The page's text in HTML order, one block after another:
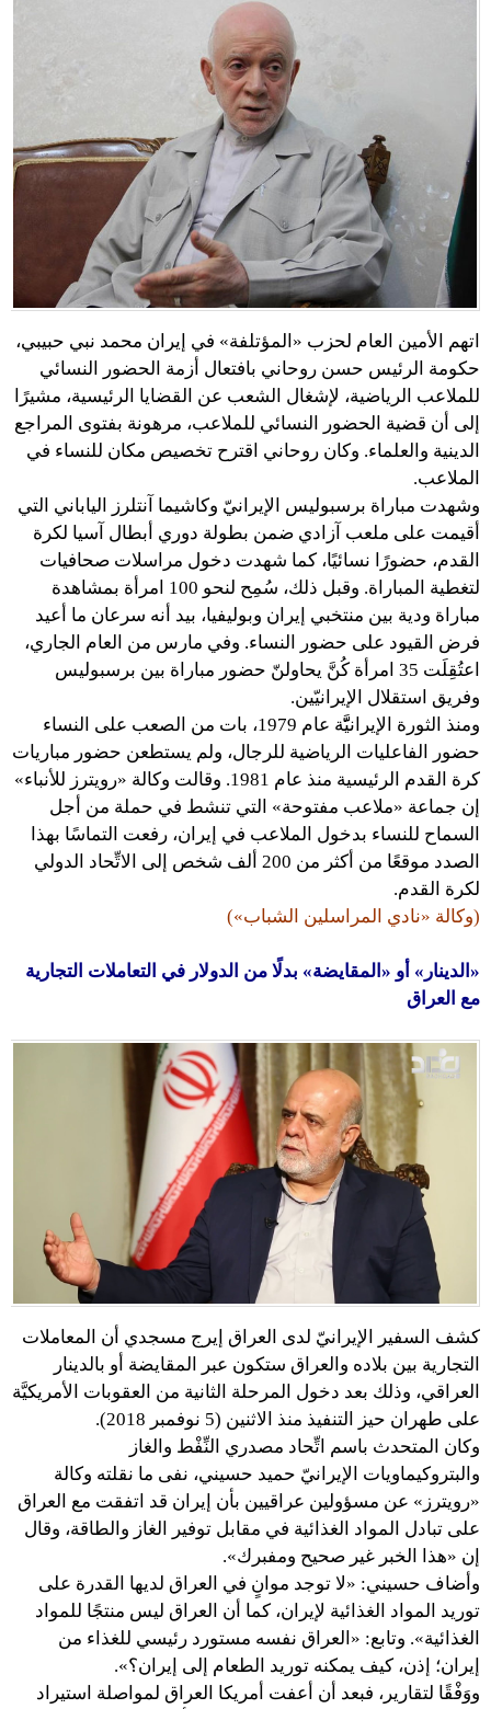
اتهم الأمين العام لحزب «المؤتلفة» في إيران محمد نبي حبيبي،
حكومة الرئيس حسن روحاني بافتعال أزمة الحضور النسائي
للملاعب الرياضية، لإشغال الشعب عن القضايا الرئيسية، مشيرًا
إلى أن قضية الحضور النسائي للملاعب، مرهونة بفتوى المراجع
الدينية والعلماء. وكان روحاني اقترح تخصيص مكان للنساء في
الملاعب.
وشهدت مباراة برسبوليس الإيرانيّ وكاشيما آنتلرز الياباني التي
أقيمت على ملعب آزادي ضمن بطولة دوري أبطال آسيا لكرة
القدم، حضورًا نسائيًا، كما شهدت دخول مراسلات صحافيات
لتغطية المباراة. وقبل ذلك، سُمِح لنحو 100 امرأة بمشاهدة
مباراة ودية بين منتخبي إيران وبوليفيا، بيد أنه سرعان ما أعيد
فرض القيود على حضور النساء. وفي مارس من العام الجاري،
اعتُقِلَت 35 امرأة كُنَّ يحاولنّ حضور مباراة بين برسبوليس
وفريق استقلال الإيرانيّين.
ومنذ الثورة الإيرانيََّّة عام 1979، بات من الصعب على النساء
حضور الفاعليات الرياضية للرجال، ولم يستطعن حضور مباريات
كرة القدم الرئيسية منذ عام 1981. وقالت وكالة «رويترز للأنباء»
إن جماعة «ملاعب مفتوحة» التي تنشط في حملة من أجل
السماح للنساء بدخول الملاعب في إيران، رفعت التماسًا بهذا
الصدد موقعًا من أكثر من 200 ألف شخص إلى الاتِّحاد الدولي
لكرة القدم.
(وكالة «نادي المراسلين الشباب»)
«الدينار» أو «المقايضة» بدلًا من الدولار في التعاملات التجارية
مع العراق
كشف السفير الإيرانيّ لدى العراق إيرج مسجدي أن المعاملات
التجارية بين بلاده والعراق ستكون عبر المقايضة أو بالدينار
العراقي، وذلك بعد دخول المرحلة الثانية من العقوبات الأمريكيَّة
على طهران حيز التنفيذ منذ الاثنين (5 نوفمبر 2018).
وكان المتحدث باسم اتِّحاد مصدري النِّفْط والغاز
والبتروكيماويات الإيرانيّ حميد حسيني، نفى ما نقلته وكالة
«رويترز» عن مسؤولين عراقيين بأن إيران قد اتفقت مع العراق
على تبادل المواد الغذائية في مقابل توفير الغاز والطاقة، وقال
إن «هذا الخبر غير صحيح ومفبرك».
وأضاف حسيني: «لا توجد موانٍ في العراق لديها القدرة على
توريد المواد الغذائية لإيران، كما أن العراق ليس منتجًا للمواد
الغذائية». وتابع: «العراق نفسه مستورد رئيسي للغذاء من
إيران؛ إذن، كيف يمكنه توريد الطعام إلى إيران؟».
ووَفْقًا لتقارير، فبعد أن أعفت أمريكا العراق لمواصلة استيراد